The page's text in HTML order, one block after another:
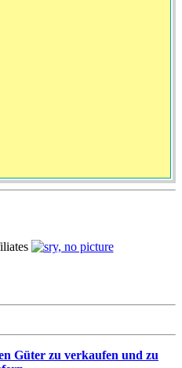
Güter zu verkaufen und zu